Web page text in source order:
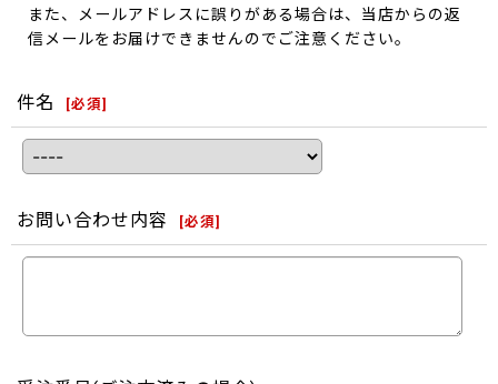
また、メールアドレスに誤りがある場合は、当店からの返
信メールをお届けできませんのでご注意ください。
件名 [必須]
お問い合わせ内容 [必須]